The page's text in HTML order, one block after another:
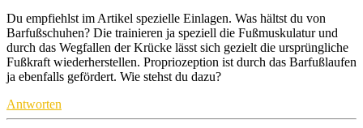
Du empfiehlst im Artikel spezielle Einlagen. Was hältst du von
Barfußschuhen? Die trainieren ja speziell die Fußmuskulatur und
durch das Wegfallen der Krücke lässt sich gezielt die ursprüngliche
Fußkraft wiederherstellen. Propriozeption ist durch das Barfußlaufen
ja ebenfalls gefördert. Wie stehst du dazu?
Antworten